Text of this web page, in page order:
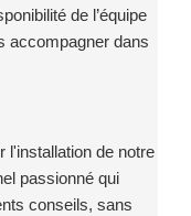
de l’équipe
accompagner dans
Marc
réaliser un
encore à toute
et la qualité de
l'installation de notre
passionné qui
conseils, sans